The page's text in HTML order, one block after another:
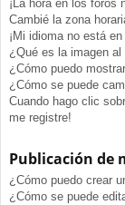
¡La hora en los foros
Cambié la zona
¡Mi idioma no está
¿Qué es la imagen
¿Cómo puedo
¿Cómo se puede
Cuando hago clic
me registre!
Publicación de
¿Cómo puedo crear
¿Cómo se puede